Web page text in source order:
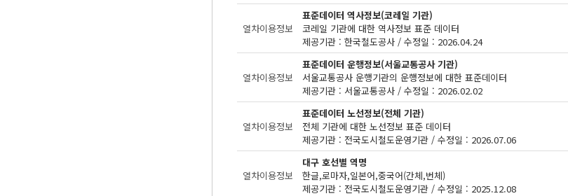
열차이용정보
표준데이터 역사정보(코레일 기관)
코레일 기관에 대한 역사정보 표준 데이터
제공기관 : 한국철도공사 / 수정일 : 2026.04.24
열차이용정보
표준데이터 운행정보(서울교통공사 기관)
서울교통공사 운행기관의 운행정보에 대한 표준데이터
제공기관 : 서울교통공사 / 수정일 : 2026.02.02
열차이용정보
표준데이터 노선정보(전체 기관)
전체 기관에 대한 노선정보 표준 데이터
제공기관 : 전국도시철도운영기관 / 수정일 : 2026.07.06
열차이용정보
대구 호선별 역명
한글,로마자,일본어,중국어(간체,번체)
제공기관 : 전국도시철도운영기관 / 수정일 : 2025.12.08